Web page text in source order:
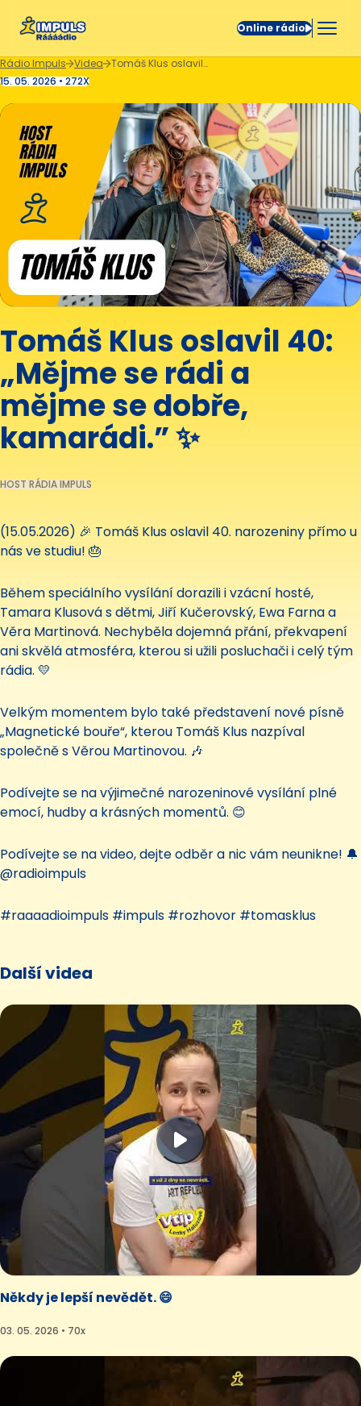
Online rádio
Rádio Impuls Videa
Tomáš Klus oslavil 40: „Mějme se rádi a mějme se dobře, kamarádi.” ✨
15. 05. 2026 • 272X
Tomáš Klus oslavil 40:
„Mějme se rádi a
mějme se dobře,
kamarádi.” ✨
HOST RÁDIA IMPULS
(15.05.2026) 🎉 Tomáš Klus oslavil 40. narozeniny přímo u
nás ve studiu! 🎂
Během speciálního vysílání dorazili i vzácní hosté,
Tamara Klusová s dětmi, Jiří Kučerovský, Ewa Farna a
Věra Martinová. Nechyběla dojemná přání, překvapení
ani skvělá atmosféra, kterou si užili posluchači i celý tým
rádia. 💛
Velkým momentem bylo také představení nové písně
„Magnetické bouře“, kterou Tomáš Klus nazpíval
společně s Věrou Martinovou. 🎶
Podívejte se na výjimečné narozeninové vysílání plné
emocí, hudby a krásných momentů. 😊
Podívejte se na video, dejte odběr a nic vám neunikne! 🔔
@radioimpuls
#raaaadioimpuls #impuls #rozhovor #tomasklus
Další videa
Někdy je lepší nevědět. 😄
03. 05. 2026 • 70x